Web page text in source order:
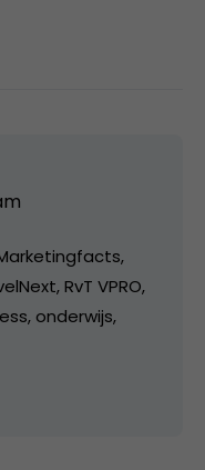
RvT VPRO,
onderwijs,